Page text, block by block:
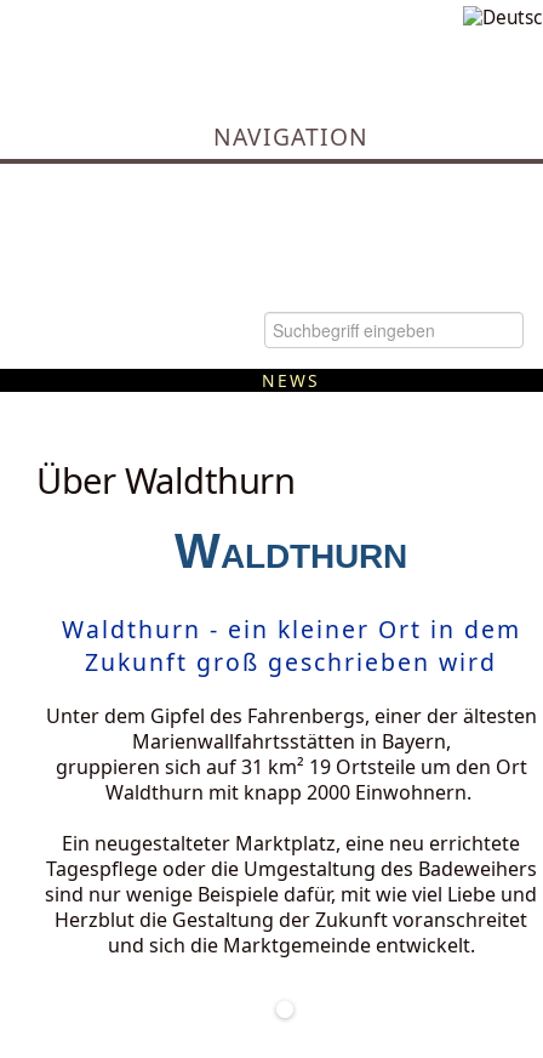
NAVIGATION
NEWS
Über Waldthurn
Waldthurn
Waldthurn - ein kleiner Ort in dem
Zukunft groß geschrieben wird
Unter dem Gipfel des Fahrenbergs, einer der ältesten
Marienwallfahrtsstätten in Bayern,
gruppieren sich auf 31 km² 19 Ortsteile um den Ort
Waldthurn mit knapp 2000 Einwohnern.
Ein neugestalteter Marktplatz, eine neu errichtete
Tagespflege oder die Umgestaltung des Badeweihers
sind nur wenige Beispiele dafür, mit wie viel Liebe und
Herzblut die Gestaltung der Zukunft voranschreitet
und sich die Marktgemeinde entwickelt.